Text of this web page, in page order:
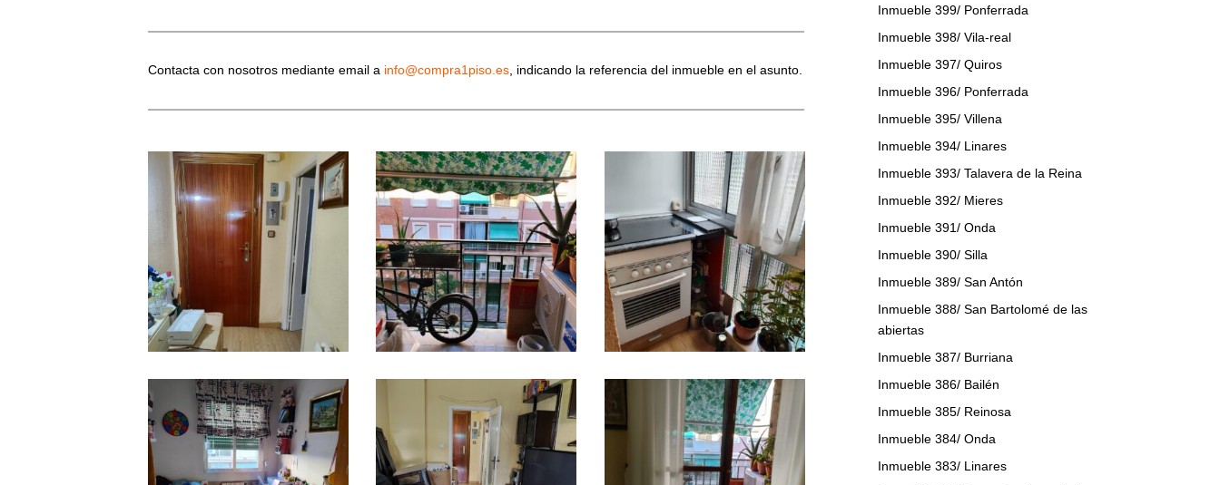
Contacta con nosotros mediante email a info@compra1piso.es , indicando la referencia del inmueble en el asunto.
Inmueble 399/ Ponferrada
Inmueble 398/ Vila-real
Inmueble 397/ Quiros
Inmueble 396/ Ponferrada
Inmueble 395/ Villena
Inmueble 394/ Linares
Inmueble 393/ Talavera de la Reina
Inmueble 392/ Mieres
Inmueble 391/ Onda
Inmueble 390/ Silla
Inmueble 389/ San Antón
Inmueble 388/ San Bartolomé de las
abiertas
Inmueble 387/ Burriana
Inmueble 386/ Bailén
Inmueble 385/ Reinosa
Inmueble 384/ Onda
Inmueble 383/ Linares